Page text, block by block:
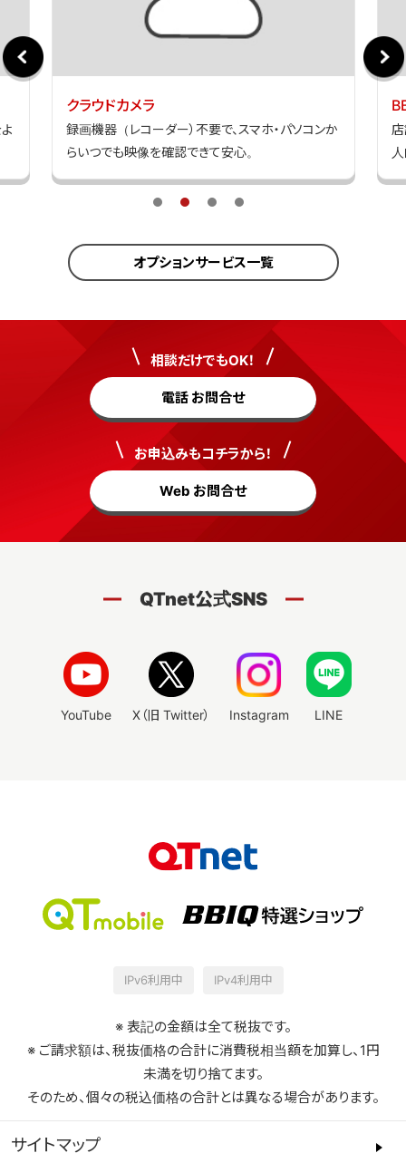
クラウドカメラ
録画機器（レコーダー）不要で、スマホ・パソコンか
らいつでも映像を確認できて安心。
オプションサービス一覧
相談だけでもOK！
電話 お問合せ
お申込みもコチラから！
Web お問合せ
QTnet公式SNS
YouTube X（旧 Twitter） Instagram LINE
IPv6利用中 IPv4利用中
※ 表記の金額は全て税抜です。
※ ご請求額は、税抜価格の合計に消費税相当額を加算し、1円
未満を切り捨てます。
そのため、個々の税込価格の合計とは異なる場合があります。
サイトマップ